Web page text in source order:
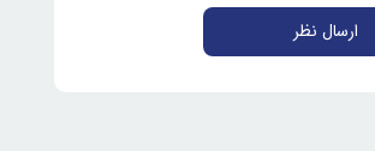
ارسال نظر